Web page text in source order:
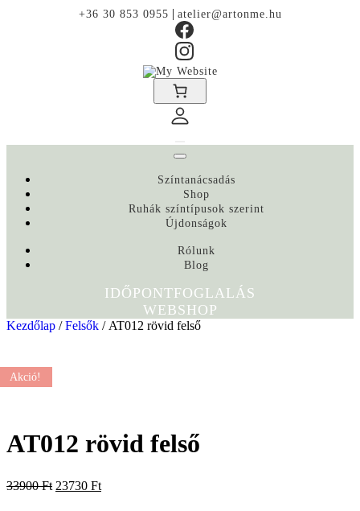
+36 30 853 0955 | atelier@artonme.hu
Színtanácsadás
Shop
Ruhák színtípusok szerint
Újdonságok
Rólunk
Blog
IDŐPONTFOGLALÁS
WEBSHOP
Kezdőlap /Felsők / AT012 rövid felső
Akció!
AT012 rövid felső
33900Ft Original
23730 FtCurrent